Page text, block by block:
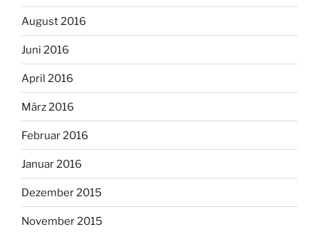
August 2016
Juni 2016
April 2016
März 2016
Februar 2016
Januar 2016
Dezember 2015
November 2015